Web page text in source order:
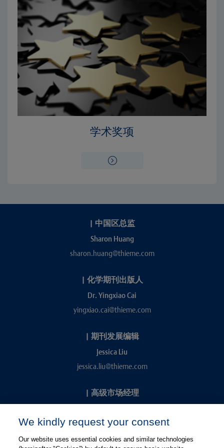
学术奖项
| 中国区总监
Sharon Huang
sharon.huang@thieme.com
| 化学期刊出版人
Dr. Yingxiao Cai
yingxiao.cai@thieme.com
| 期刊发展编辑
Jessica Liu
jessica.liu@thieme.com
| 高级市场经理
kevin.chang@thieme.com
We kindly request your consent
Our website uses essential cookies and similar technologies